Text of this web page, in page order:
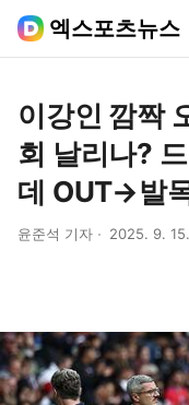
엑스포츠뉴스
이강인 깜짝
회 날리나?
데 OUT→발
윤준석 기자 2025. 9.